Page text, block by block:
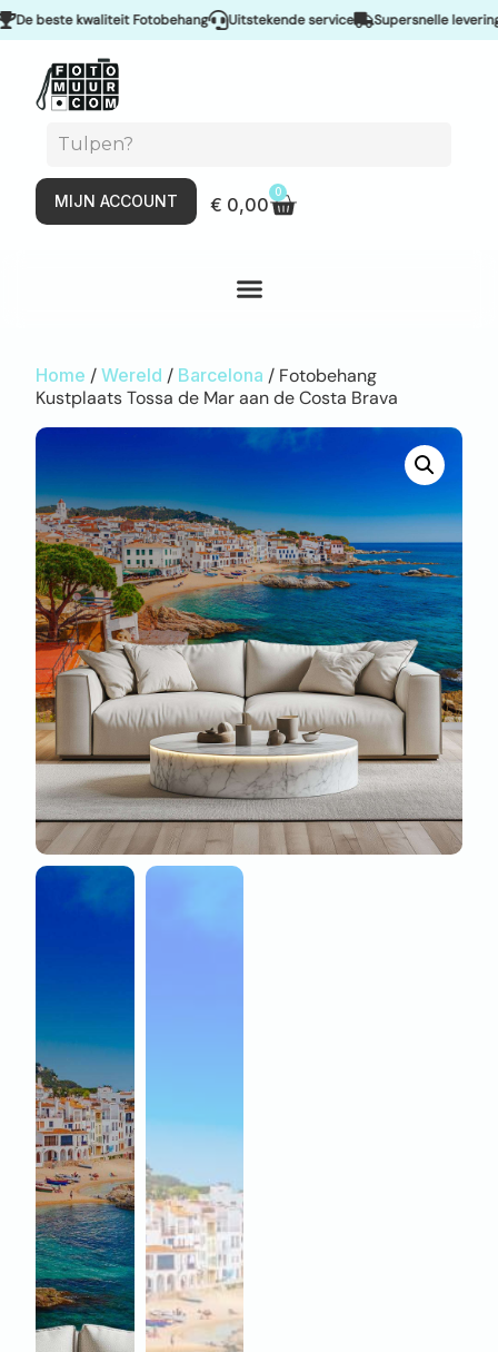
beste kwaliteit Fotobehang Uitstekende service Supersnelle levering &
MIJN ACCOUNT € 0,00
0
Home / Wereld / Barcelona / Fotobehang
Kustplaats Tossa de Mar aan de Costa Brava